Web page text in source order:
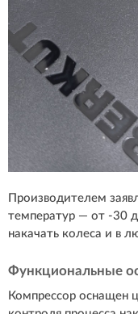
Производителем
температур — от -30
накачать колеса и в
Функциональные
Компрессор оснащен